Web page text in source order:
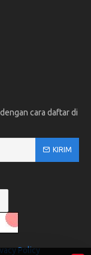
cara daftar di
KIRIM
Policy